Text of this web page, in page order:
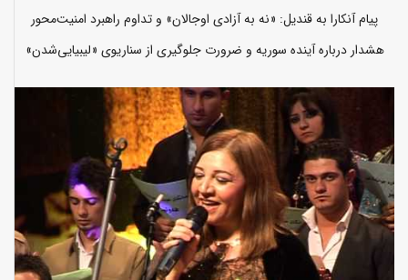
پیام آنکارا به قندیل: «نه به آزادی اوجالان» و تداوم راهبرد امنیت‌محور
هشدار درباره آینده سوریه و ضرورت جلوگیری از سناریوی «لیبیایی‌شدن»